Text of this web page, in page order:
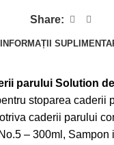
Share:
INFORMAȚII
parului Solution
stoparea caderii
caderii parului
– 300ml, Sampon